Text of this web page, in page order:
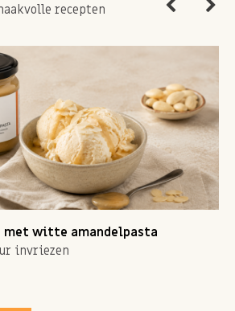
recepten
met witte amandelpasta
invriezen